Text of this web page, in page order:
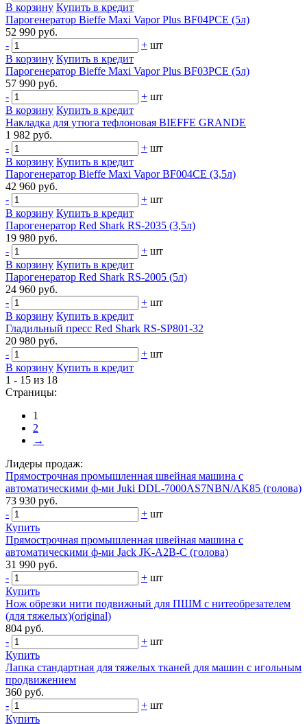
В корзину Купить в кредит
Парогенератор Bieffe Maxi Vapor Plus BF04PCE (5л)
52 990 руб.
-
+ шт
В корзину Купить в кредит
Парогенератор Bieffe Maxi Vapor Plus BF03PCE (5л)
57 990 руб.
-
+ шт
В корзину Купить в кредит
Накладка для утюга тефлоновая BIEFFE GRANDE
1 982 руб.
-
+ шт
В корзину Купить в кредит
Парогенератор Bieffe Maxi Vapor BF004CE (3,5л)
42 960 руб.
-
+ шт
В корзину Купить в кредит
Парогенератор Red Shark RS-2035 (3,5л)
19 980 руб.
-
+ шт
В корзину Купить в кредит
Парогенератор Red Shark RS-2005 (5л)
24 960 руб.
-
+ шт
В корзину Купить в кредит
Гладильный пресс Red Shark RS-SP801-32
20 980 руб.
-
+ шт
В корзину Купить в кредит
1 - 15 из 18
Страницы:
1
2
→
Лидеры продаж:
Прямострочная промышленная швейная машина с
автоматическими ф-ми Juki DDL-7000AS7NBN/AK85 (голова)
73 930 руб.
-
+ шт
Купить
Прямострочная промышленная швейная машина с
автоматическими ф-ми Jack JK-A2B-C (голова)
31 990 руб.
-
+ шт
Купить
Нож обрезки нити подвижный для ПШМ с нитеобрезателем
(для тяжелых)(original)
804 руб.
-
+ шт
Купить
Лапка стандартная для тяжелых тканей для машин с игольным
продвижением
360 руб.
-
+ шт
Купить